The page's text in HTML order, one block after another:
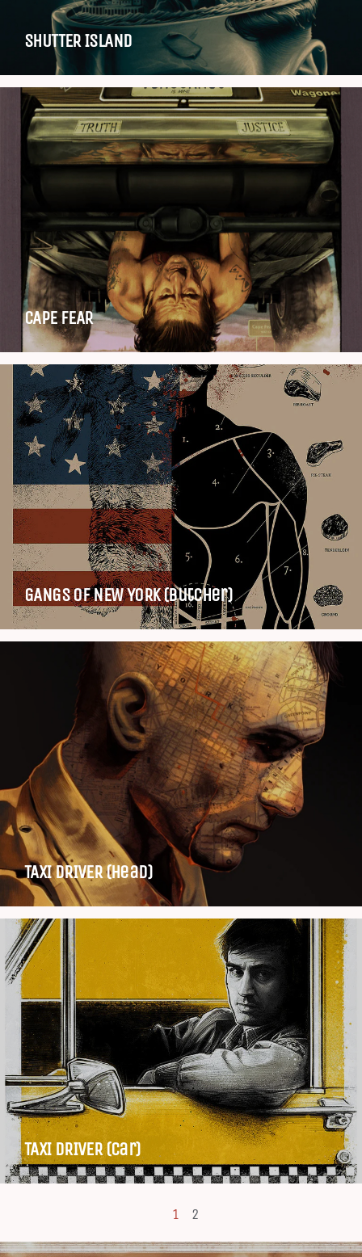
SHUTTER ISLAND
CAPE FEAR
GANGS OF NEW YORK (Butcher)
TAXI DRIVER (head)
TAXI DRIVER (car)
1 2